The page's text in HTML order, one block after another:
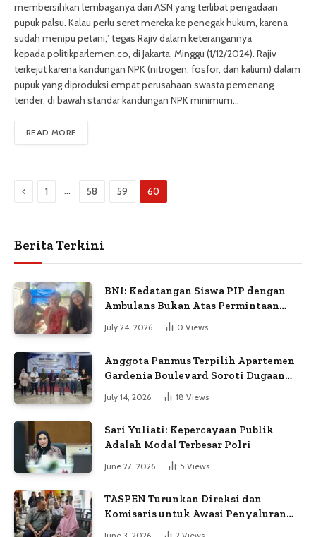
membersihkan lembaganya dari ASN yang terlibat pengadaan
pupuk palsu. Kalau perlu seret mereka ke penegak hukum, karena
sudah menipu petani,” tegas Rajiv dalam keterangannya
kepada politikparlemen.co, di Jakarta, Minggu (1/12/2024). Rajiv
terkejut karena kandungan NPK (nitrogen, fosfor, dan kalium) dalam
pupuk yang diproduksi empat perusahaan swasta pemenang
tender, di bawah standar kandungan NPK minimum…
READ MORE
Previous
1 … 58 59 60
Berita Terkini
BNI: Kedatangan Siswa PIP dengan
Ambulans Bukan Atas Permintaan
July 24, 2026 0 Views
Anggota Panmus Terpilih Apartemen
Gardenia Boulevard Soroti Dugaan
Kejanggalan Voting
July 14, 2026 18 Views
Sari Yuliati: Kepercayaan Publik
Adalah Modal Terbesar Polri
June 27, 2026 5 Views
TASPEN Turunkan Direksi dan
Komisaris untuk Awasi Penyaluran